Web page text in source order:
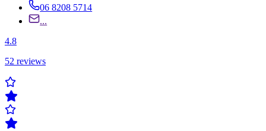
06 8208 5714
...
4.8
52 reviews